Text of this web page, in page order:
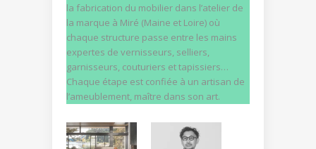
la fabrication du mobilier dans l’atelier de
la marque à Miré (Maine et Loire) où
chaque structure passe entre les mains
expertes de vernisseurs, selliers,
garnisseurs, couturiers et tapissiers…
Chaque étape est confiée à un artisan de
l’ameublement, maître dans son art.